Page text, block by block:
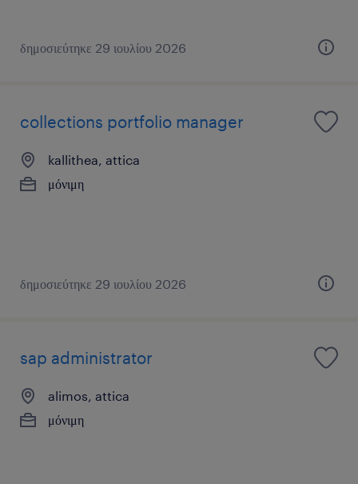
δημοσιεύτηκε 29 ιουλίου 2026
collections portfolio manager
kallithea, attica
μόνιμη
δημοσιεύτηκε 29 ιουλίου 2026
sap administrator
alimos, attica
μόνιμη